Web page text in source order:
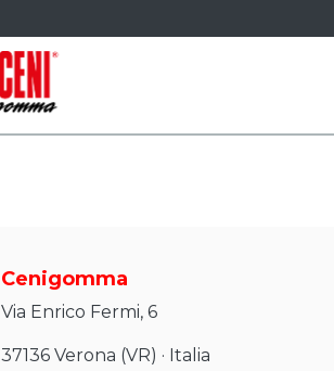
Cenigomma
Via Enrico Fermi, 6
37136 Verona (VR) · Italia